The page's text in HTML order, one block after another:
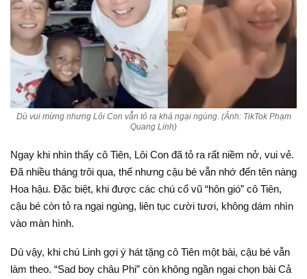
Dù vui mừng nhưng Lôi Con vẫn tỏ ra khá ngại ngùng. (Ảnh: TikTok Phạm
Quang Linh)
Ngay khi nhìn thấy cô Tiên, Lôi Con đã tỏ ra rất niềm nở, vui vẻ.
Đã nhiều tháng trôi qua, thế nhưng cậu bé vẫn nhớ đến tên nàng
Hoa hậu. Đặc biệt, khi được các chú cổ vũ “hôn gió” cô Tiên,
cậu bé còn tỏ ra ngại ngùng, liên tục cười tươi, không dám nhìn
vào màn hình.
Dù vậy, khi chú Linh gợi ý hát tặng cô Tiên một bài, cậu bé vẫn
làm theo. “Sad boy châu Phi” còn không ngần ngại chọn bài Cả